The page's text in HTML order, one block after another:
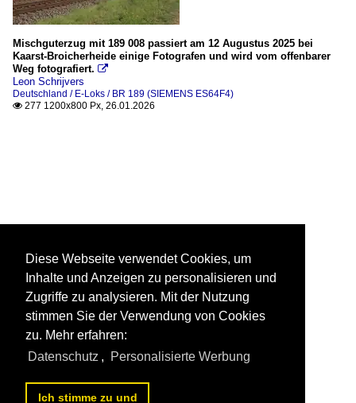
Mischguterzug mit 189 008 passiert am 12 Augustus 2025 bei
Kaarst-Broicherheide einige Fotografen und wird vom offenbarer
Weg fotografiert. 
Leon Schrijvers
Deutschland / E-Loks / BR 189 (SIEMENS ES64F4)
 277 1200x800 Px, 26.01.2026
Diese Webseite verwendet Cookies, um
Inhalte und Anzeigen zu personalisieren und
Zugriffe zu analysieren. Mit der Nutzung
stimmen Sie der Verwendung von Cookies
zu. Mehr erfahren:
Datenschutz , Personalisierte Werbung
Ich stimme zu und